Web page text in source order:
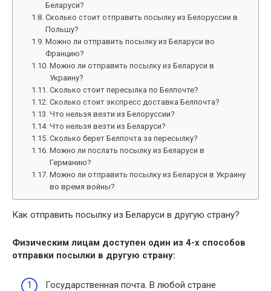
Беларуси?
Сколько стоит отправить посылку из Белоруссии в
Польшу?
Можно ли отправить посылку из Беларуси во
Францию?
Можно ли отправить посылку из Беларуси в
Украину?
Сколько стоит пересылка по Белпочте?
Сколько стоит экспресс доставка Белпочта?
Что нельзя везти из Белоруссии?
Что нельзя везти из Беларуси?
Сколько берет Белпочта за пересылку?
Можно ли послать посылку из Беларуси в
Германию?
Можно ли отправить посылку из Беларуси в Украину
во время войны?
Как отправить посылку из Беларуси в другую страну?
Физическим лицам доступен один из 4-х способов
отправки посылки в другую страну:
Государственная почта. В любой стране